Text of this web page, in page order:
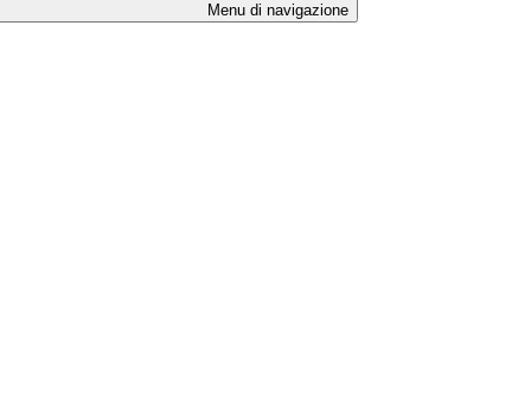
Menu di navigazione